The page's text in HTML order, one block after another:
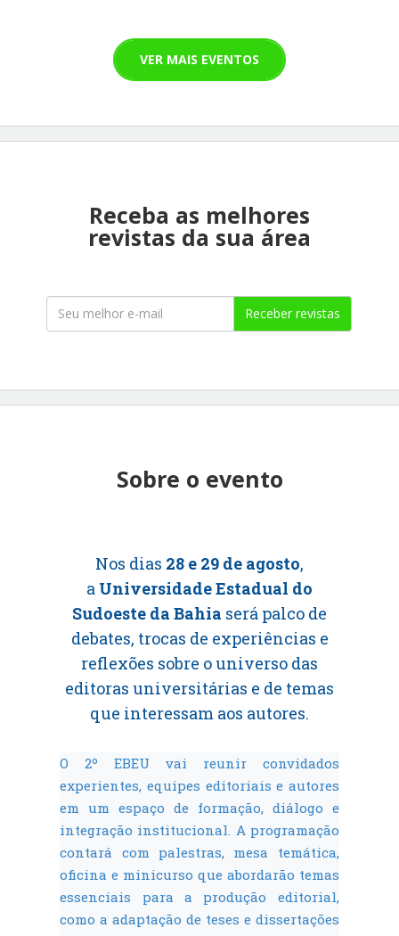
VER MAIS EVENTOS
Receba as melhores
revistas da sua área
Receber revistas
Sobre o evento
Nos dias 28 e 29 de agosto,
a Universidade Estadual do
Sudoeste da Bahia será palco de
debates, trocas de experiências e
reflexões sobre o universo das
editoras universitárias e de temas
que interessam aos autores.
O 2º EBEU vai reunir convidados
experientes, equipes editoriais e autores
em um espaço de formação, diálogo e
integração institucional. A programação
contará com palestras, mesa temática,
oficina e minicurso que abordarão temas
essenciais para a produção editorial,
como a adaptação de teses e dissertações